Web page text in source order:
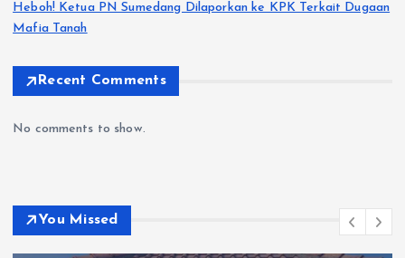
Heboh! Ketua PN Sumedang Dilaporkan ke KPK Terkait Dugaan
Mafia Tanah
Recent Comments
No comments to show.
You Missed